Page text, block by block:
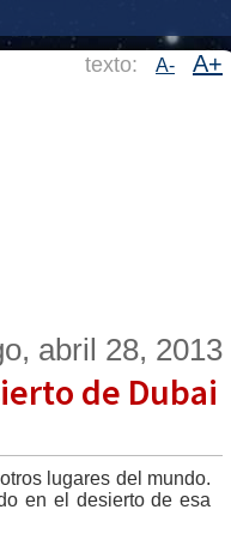
texto: A- A+
abril 28, 2013
de Dubai
lugares del mundo.
en el desierto de esa